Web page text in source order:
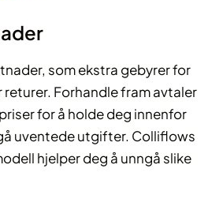
som ekstra gebyrer for
Forhandle fram avtaler
for å holde deg innenfor
uventede utgifter. Colliflows
hjelper deg å unngå slike